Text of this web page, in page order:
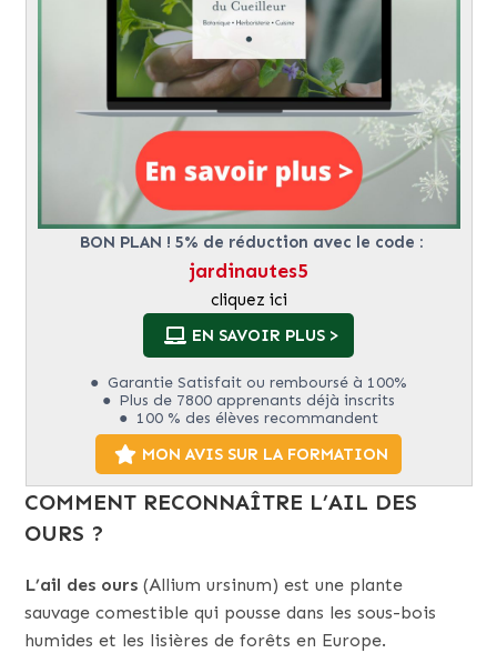
BON PLAN ! 5% de réduction avec le code :
jardinautes5
cliquez ici
EN SAVOIR PLUS >
Garantie Satisfait ou remboursé à 100%
Plus de 7800 apprenants déjà inscrits
100 % des élèves recommandent
MON AVIS SUR LA FORMATION
COMMENT RECONNAÎTRE L’AIL DES
OURS ?
L’ail des ours(Allium ursinum) est une plante
sauvage comestible qui pousse dans les sous-bois
humides et les lisières de forêts en Europe.